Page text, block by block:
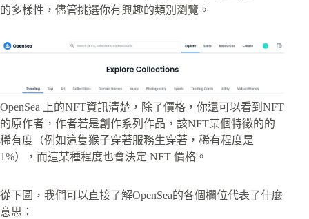
的多樣性，儘管挑選你有興趣的類別瀏覽。
OpenSea 上的NFT資訊清楚，除了價格，你還可以看到NFT
的原作者，作者若是創作系列作品，該NFT某個特徵的的
稀有度（例如這隻猴子穿著服務生穿著，稀有程度是
1%），而這某種程度也會決定 NFT 價格。
從下圖，我們可以直接了解OpenSea的各個欄位代表了什麼
意思：